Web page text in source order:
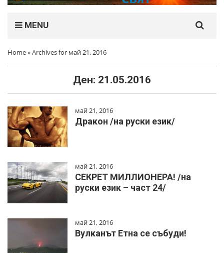
MENU
Home»Archives for май 21, 2016
Ден: 21.05.2016
май 21, 2016
Дракон /на руски език/
май 21, 2016
СЕКРЕТ МИЛЛИОНЕРА! /на
руски език – част 24/
май 21, 2016
Вулканът Етна се събуди!